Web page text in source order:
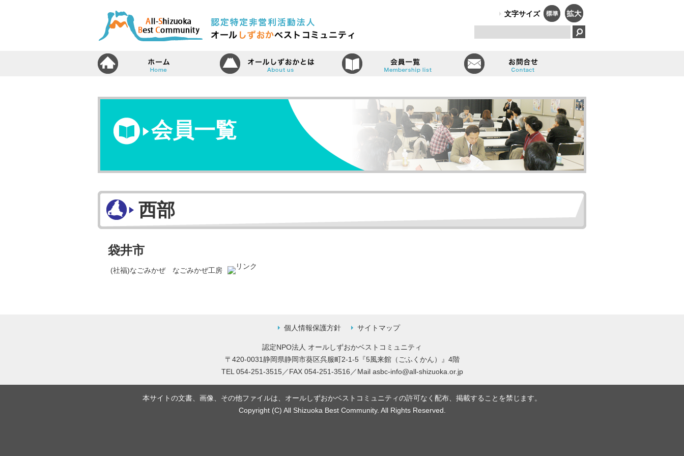
認定特定非営利活動法人（NPO法人）オールしずおかは、障害のある人のはたらく笑顔で、福祉と
文字サイズ
ホーム オールしずおかベストコミュニティとは会員一覧
会員一覧
西部
袋井市
(社福)なごみかぜ なごみかぜ工房
個人情報保護方針 サイトマップ
認定NPO法人 オールしずおかベストコミュニティ
〒420-0031静岡県静岡市葵区呉服町2-1-5『5風来館（ごふくかん）』4階
TEL 054-251-3515／FAX 054-251-3516／Mail asbc-info@all-shizuoka.or.jp
本サイトの文書、画像、その他ファイルは、オールしずおかベストコミュニティの許可なく配布、掲載することを禁じます。
Copyright (C) All Shizuoka Best Community. All Rights Reserved.